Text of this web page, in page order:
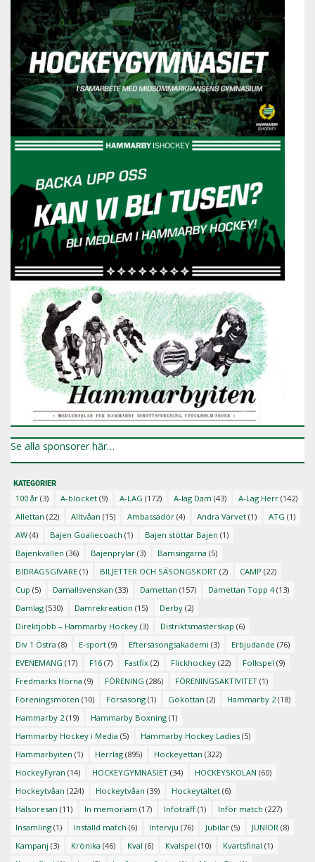
Se alla sponsorer här…
KATEGORIER
100 år (3) A-blocket (9) A-LAG (172) A-lag Dam (43) A-Lag Herr (142)
Allettan (22) Alltvåan (15) Ambassadör (4) Andra Varvet (1) ATG (1)
AW (4) Bajen Goaliecoach (1) Bajen stöttar Bajen (1)
Bajenkvällen (36) Bajenprylar (3) Bamsingarna (5)
BIDRAGSGIVARE (1) BILJETTER OCH SÄSONGSKORT (2) CAMP (22)
Cup (5) Damallsvenskan (33) Damettan (157) Damettan Topp 4(13)
Damlag (530) Damrekreation (15) Derby (2)
Direktjobb – Hammarby Hockey (3) Distriktsmästerskap (6)
Div 1 Östra (8) E-sport (9) Eftersäsongsakademi (3) Erbjudande (76)
EVENEMANG (17) F16 (7) Fastfix (2) Flickhockey (22) Folkspel (9)
Fredmarks Hörna (9) FÖRENING (286) FÖRENINGSAKTIVITET (1)
Föreningsmöten (10) Försäsong (1) Gökottan (2) Hammarby 2(18)
Hammarby 2(19) Hammarby Boxning (1)
Hammarby Hockey i Media (5) Hammarby Hockey Ladies (5)
Hammarbyiten (1) Herrlag (895) Hockeyettan (322)
HockeyFyran (14) HOCKEYGYMNASIET (34) HOCKEYSKOLAN (60)
Hockeytvåan (224) Hockeytvåan (39) Hockeytältet (6)
Hälsoresan (11) In memoriam (17) Infoträff (1) Inför match (227)
Insamling (1) Inställd match (6) Intervju (76) Jubilar (5) JUNIOR (8)
Kampanj (3) Krönika (46) Kval (6) Kvalspel (10) Kvartsfinal (1)